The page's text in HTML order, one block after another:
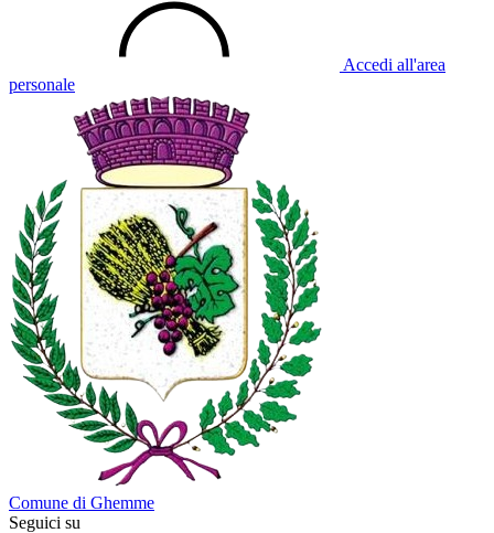
Accedi all'area
personale
Comune di Ghemme
Seguici su